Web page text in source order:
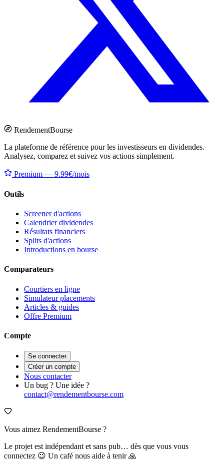
RendementBourse
La plateforme de référence pour les investisseurs en dividendes.
Analysez, comparez et suivez vos actions simplement.
Premium — 9.99€/mois
Outils
Screener d'actions
Calendrier dividendes
Résultats financiers
Splits d'actions
Introductions en bourse
Comparateurs
Courtiers en ligne
Simulateur placements
Articles & guides
Offre Premium
Compte
Se connecter
Créer un compte
Nous contacter
Un bug ? Une idée ?
contact@rendementbourse.com
Vous aimez RendementBourse ?
Le projet est indépendant et sans pub… dès que vous vous
connectez 😉 Un café nous aide à tenir 🙏